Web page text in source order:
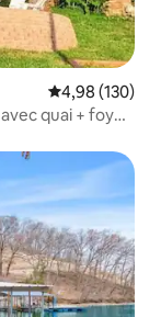
Évaluation
4,98 (130)
quai + foyer